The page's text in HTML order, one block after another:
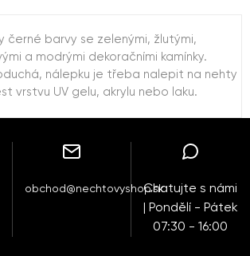
černé barvy se zelenými, žlutými,
a modrými dekoračními kamínky.
nálepku je třeba nalepit na nehty
vrstvu UV gelu, akrylu nebo laku.
obchod@nechtovyshop.skChatujte s námi
| Pondělí - Pátek
07:30 - 16:00